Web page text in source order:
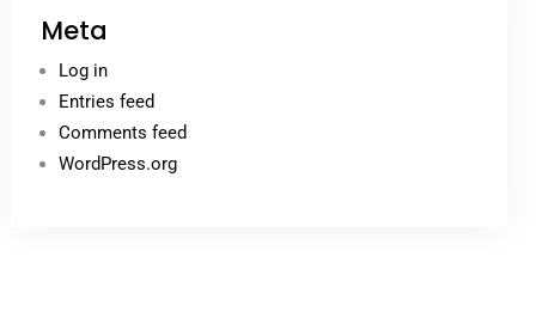
Meta
Log in
Entries feed
Comments feed
WordPress.org